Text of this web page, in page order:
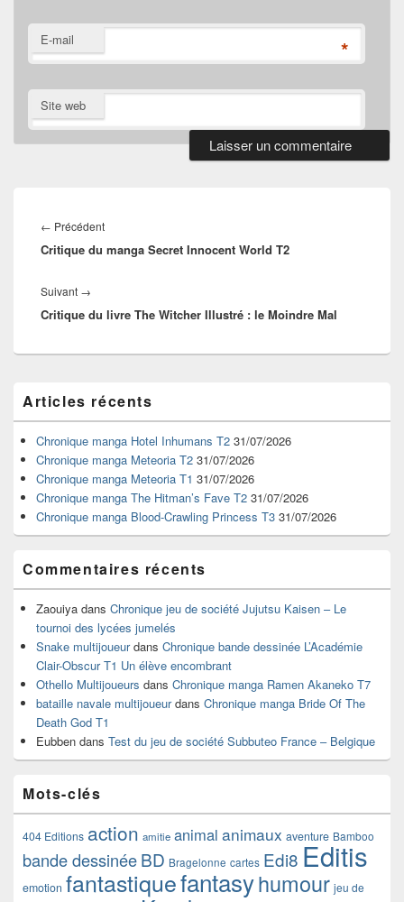
E-mail *
Site web
de
l’article
← PrécédentArticle
précédent :
Critique du manga Secret Innocent World T2
Suivant →
suivant :
Critique du livre The Witcher Illustré : le Moindre Mal
principale
de
widget
pour
barre
latérale
Articles récents
Chronique manga Hotel Inhumans T2 31/07/2026
Chronique manga Meteoria T2 31/07/2026
Chronique manga Meteoria T1 31/07/2026
Chronique manga The Hitman’s Fave T2 31/07/2026
Chronique manga Blood-Crawling Princess T3 31/07/2026
Commentaires récents
Zaouiya dans Chronique jeu de société Jujutsu Kaisen – Le
tournoi des lycées jumelés
Snake multijoueurdans Chronique bande dessinée L’Académie
Clair-Obscur T1 Un élève encombrant
Othello Multijoueurs dans Chronique manga Ramen Akaneko T7
bataille navale multijoueurdans Chronique manga Bride Of The
Death God T1
Eubben dans Test du jeu de société Subbuteo France – Belgique
Mots-clés
404 Editions action amitie animal animaux aventure Bamboo
bande dessinéeBD Bragelonne cartes Edi8 Editis
emotion fantastiquefantasyhumour jeu de